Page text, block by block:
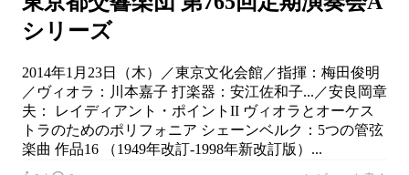
シリーズ
2014年1月23日（木）／東京文化会館／指揮：梅田俊明
／ヴィオラ：川本嘉子 打楽器：安江佐和子...／安良岡章
夫： レイディアント・ポイントII ヴィオラとオーケス
トラのためのポリフォニア シェーンベルク：5つの管弦
楽曲 作品16 （1949年改訂-1998年新改訂版）...